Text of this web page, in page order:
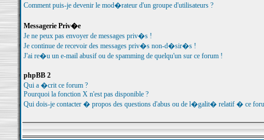
Comment puis-je devenir le mod�rateur d'un groupe d'utilisateurs ?
Messagerie Priv�e
Je ne peux pas envoyer de messages priv�s !
Je continue de recevoir des messages priv�s non-d�sir�s !
J'ai re�u un e-mail abusif ou de spamming de quelqu'un sur ce forum !
phpBB 2
Qui a �crit ce forum ?
Pourquoi la fonction X n'est pas disponible ?
Qui dois-je contacter � propos des questions d'abus ou de l�galit� relatif � ce